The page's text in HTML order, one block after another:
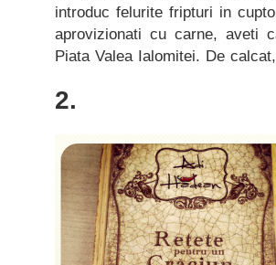
introduc felurite fripturi in
aprovizionati cu carne, aveti
Piata Valea Ialomitei. De
2.